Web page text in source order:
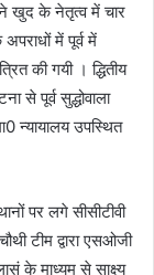
ने खुद के नेतृत्व में चार
में पूर्व में
की गयी । द्धितीय
से पूर्व सुद्धोवाला
न्यायालय उपस्थित
पर लगे सीसीटीवी
टीम द्वारा एसओजी
के माध्यम से साक्ष्य